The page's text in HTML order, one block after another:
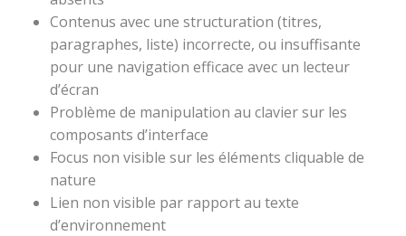
Contenus avec une structuration (titres,
paragraphes, liste) incorrecte, ou insuffisante
pour une navigation efficace avec un lecteur
d’écran
Problème de manipulation au clavier sur les
composants d’interface
Focus non visible sur les éléments cliquable de
nature
Lien non visible par rapport au texte
d’environnement